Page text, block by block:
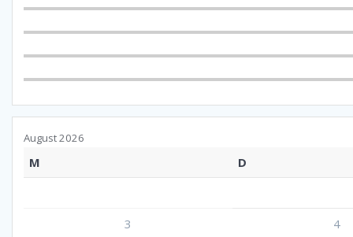
August 2026
M D
3
4